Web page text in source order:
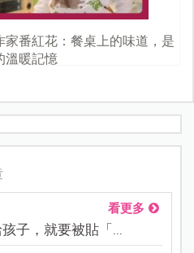
家番紅花：餐桌上的味道，是
溫暖記憶
看更多
子，就要被貼「...